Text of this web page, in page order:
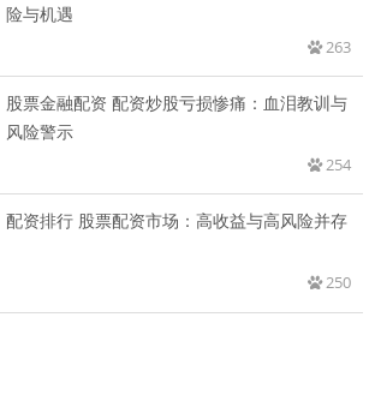
险与机遇
263
股票金融配资 配资炒股亏损惨痛：血泪教训与
风险警示
254
配资排行 股票配资市场：高收益与高风险并存
250